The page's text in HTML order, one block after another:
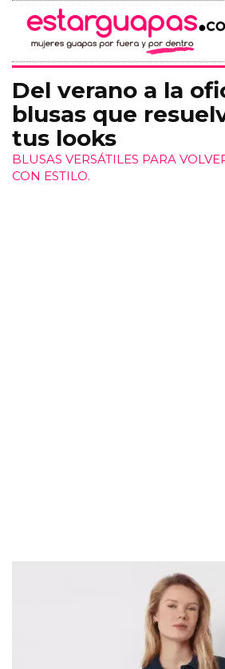
Del verano a la
blusas que
tus looks
BLUSAS VERSÁTILES PARA
CON ESTILO.